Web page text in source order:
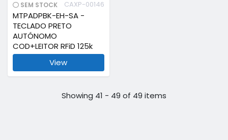
SEM STOCK CAXP-00146
MTPADPBK-EH-SA -
TECLADO PRETO
AUTÓNOMO
COD+LEITOR RFiD 125k
View
Showing 41 - 49 of 49 items